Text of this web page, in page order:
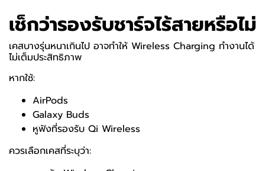
เช็กว่ารองรับชาร์จไร้สายหรือไม่
เคสบางรุ่นหนาเกินไป อาจทำให้ Wireless Charging ทำงานได้
ไม่เต็มประสิทธิภาพ
หากใช้:
AirPods
Galaxy Buds
หูฟังที่รองรับ Qi Wireless
ควรเลือกเคสที่ระบุว่า: